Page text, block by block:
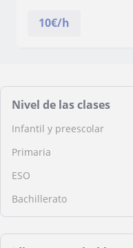
10€/h
Nivel de las clases
Infantil y preescolar
Primaria
ESO
Bachillerato